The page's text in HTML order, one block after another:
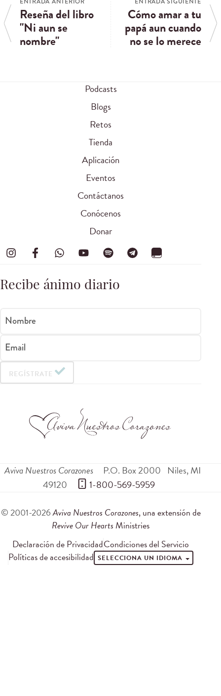
Reseña del libro
"Ni aun se
nombre"
Cómo amar a tu
papá aun cuando
no se lo merece
Podcasts
Blogs
Retos
Tienda
Aplicación
Eventos
Contáctanos
Conócenos
Donar
Recibe ánimo diario
Nombre
Email
REGÍSTRATE
Aviva Nuestros Corazones P.O. Box 2000 Niles,MI
49120
1-800-569-5959
© 2001-2026Aviva Nuestros Corazones, una extensión de
Revive Our Hearts Ministries
Declaración de PrivacidadCondiciones del Servicio
Políticas de accesibilidad SELECCIONA UN IDIOMA